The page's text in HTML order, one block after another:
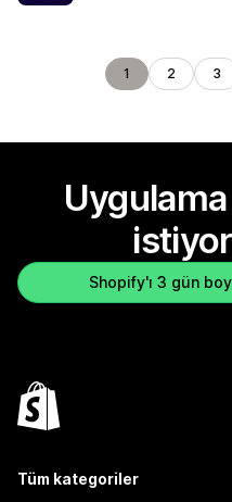
1 2 3
Shopify'ı 3 gün
Tüm kategoriler